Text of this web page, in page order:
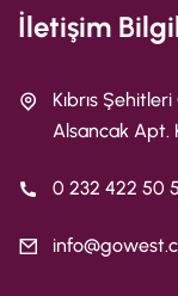
İletişim
Kıbrıs
Alsancak Apt.
0 232 422 50